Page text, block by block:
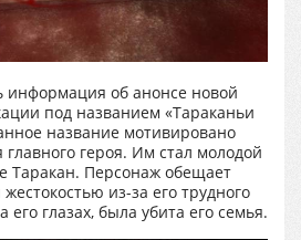
информация об анонсе новой
под названием «Тараканьи
название мотивировано
героя. Им стал молодой
Таракан. Персонаж обещает
из-за его трудного
его глазах, была убита его семья.